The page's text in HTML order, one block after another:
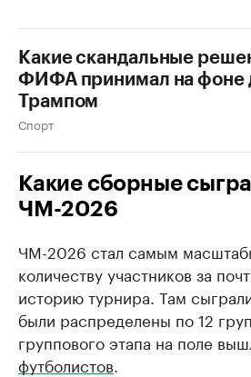
Какие скандальные
ФИФА принимал на фоне
Трампом
Спорт
Какие сборные
ЧМ-2026
ЧМ-2026 стал самым
количеству участников за
историю турнира. Там
были распределены по 12
группового этапа на поле
футболистов